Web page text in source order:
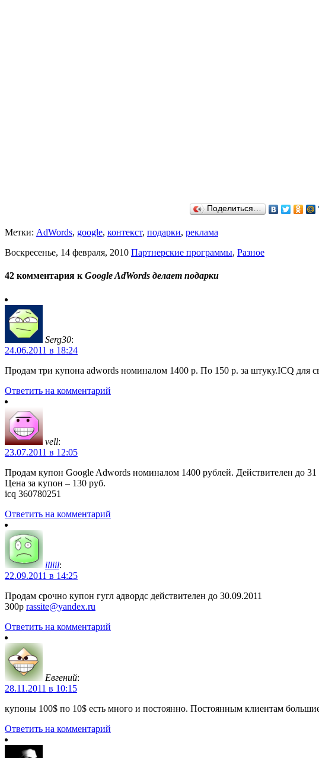
Поделиться…
Метки: AdWords, google, контекст, подарки, реклама
Воскресенье, 14 февраля, 2010 Партнерские программы, Разное
42 комментария к Google AdWords делает подарки
Serg30:
24.06.2011 в 18:24
Продам три купона adwords номиналом 1400 р. По 150 р. за штуку.ICQ для
Ответить на комментарий
vell:
23.07.2011 в 12:05
Продам купон Google Adwords номиналом 1400 рублей. Действителен до
Цена за купон – 130 руб.
icq 360780251
Ответить на комментарий
illiil:
22.09.2011 в 14:25
Продам срочно купон гугл адвордс действителен до 30.09.2011
300р rassite@yandex.ru
Ответить на комментарий
Евгений:
28.11.2011 в 10:15
купоны 100$ по 10$ есть много и постоянно. Постоянным клиентам
Ответить на комментарий